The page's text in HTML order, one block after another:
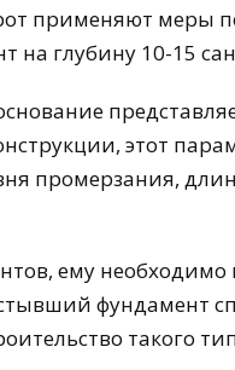
применяют меры
на глубину 10-15
этот
промерзания,
ему необходимо
фундамент
такого